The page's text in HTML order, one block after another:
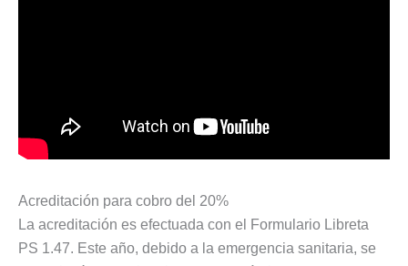
Acreditación para cobro del 20%
La acreditación es efectuada con el Formulario Libreta
PS 1.47. Este año, debido a la emergencia sanitaria, se